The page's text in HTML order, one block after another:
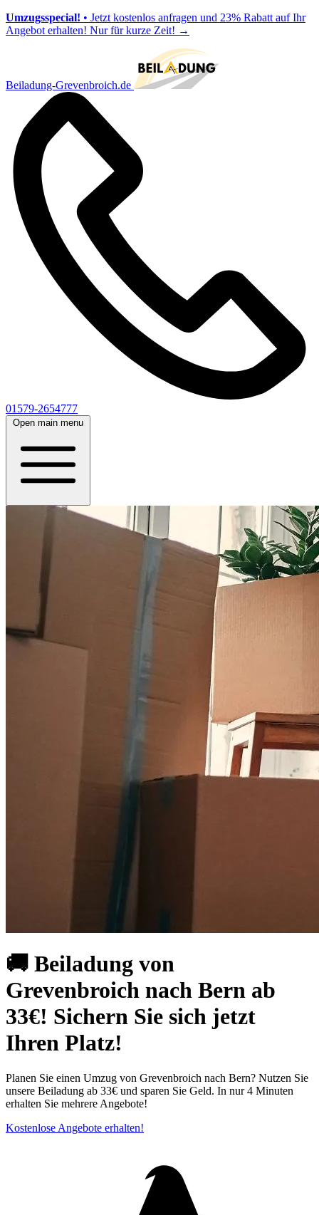
Umzugsspecial! • Jetzt kostenlos anfragen und 23% Rabatt auf Ihr
Angebot erhalten! Nur für kurze Zeit! →
Beiladung-Grevenbroich.de
01579-2654777
Open main menu
🚚 Beiladung von
Grevenbroich nach Bern ab
33€! Sichern Sie sich jetzt
Ihren Platz!
Planen Sie einen Umzug von Grevenbroich nach Bern? Nutzen Sie
unsere Beiladung ab 33€ und sparen Sie Geld. In nur 4 Minuten
erhalten Sie mehrere Angebote!
Kostenlose Angebote erhalten!